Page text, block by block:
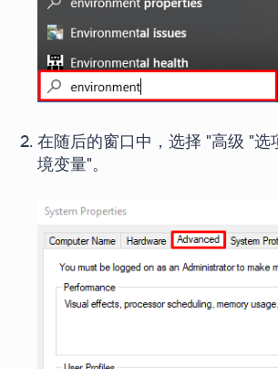
在随后的窗口中，选择 "高级 "选
境变量"。